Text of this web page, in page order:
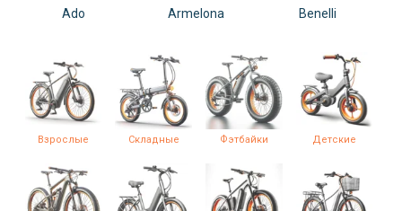
Ado Armelona Benelli
Взрослые Складные Фэтбайки Детские